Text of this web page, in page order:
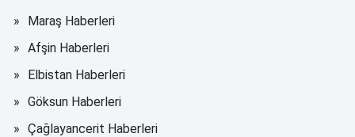
Maraş Haberleri
Afşin Haberleri
Elbistan Haberleri
Göksun Haberleri
Çağlayancerit Haberleri